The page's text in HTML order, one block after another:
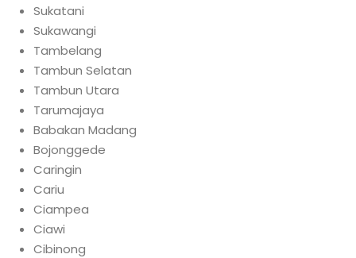
Sukatani
Sukawangi
Tambelang
Tambun Selatan
Tambun Utara
Tarumajaya
Babakan Madang
Bojonggede
Caringin
Cariu
Ciampea
Ciawi
Cibinong